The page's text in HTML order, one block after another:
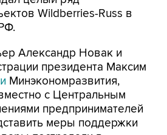
Wildberries-Russ в
Александр Новак и
президента Максим
Минэкономразвития,
с Центральным
предпринимателей
меры поддержки